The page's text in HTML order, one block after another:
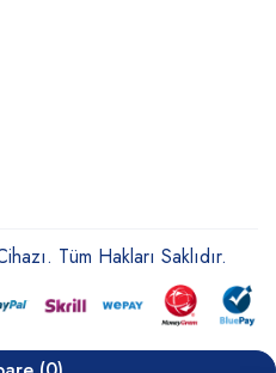
Tüm Hakları Saklıdır.